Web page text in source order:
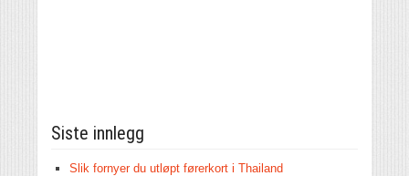
Siste innlegg
Slik fornyer du utløpt førerkort i Thailand